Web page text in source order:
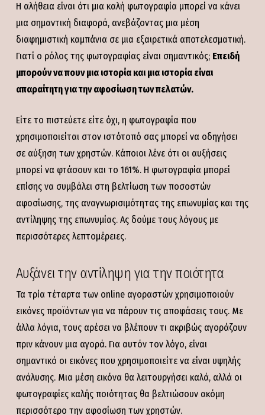
Η αλήθεια είναι ότι μια καλή φωτογραφία μπορεί να κάνει
μια σημαντική διαφορά, ανεβάζοντας μια μέση
διαφημιστική καμπάνια σε μια εξαιρετικά αποτελεσματική.
Γιατί ο ρόλος της φωτογραφίας είναι σημαντικός; Επειδή
μπορούν να πουν μια ιστορία και μια ιστορία είναι
απαραίτητη για την αφοσίωση των πελατών.
Είτε το πιστεύετε είτε όχι, η φωτογραφία που
χρησιμοποιείται στον ιστότοπό σας μπορεί να οδηγήσει
σε αύξηση των χρηστών. Κάποιοι λένε ότι οι αυξήσεις
μπορεί να φτάσουν και το 161%. Η φωτογραφία μπορεί
επίσης να συμβάλει στη βελτίωση των ποσοστών
αφοσίωσης, της αναγνωρισιμότητας της επωνυμίας και της
αντίληψης της επωνυμίας. Ας δούμε τους λόγους με
περισσότερες λεπτομέρειες.
Αυξάνει την αντίληψη για την ποιότητα
Τα τρία τέταρτα των online αγοραστών χρησιμοποιούν
εικόνες προϊόντων για να πάρουν τις αποφάσεις τους. Με
άλλα λόγια, τους αρέσει να βλέπουν τι ακριβώς αγοράζουν
πριν κάνουν μια αγορά. Για αυτόν τον λόγο, είναι
σημαντικό οι εικόνες που χρησιμοποιείτε να είναι υψηλής
ανάλυσης. Μια μέση εικόνα θα λειτουργήσει καλά, αλλά οι
φωτογραφίες καλής ποιότητας θα βελτιώσουν ακόμη
περισσότερο την αφοσίωση των χρηστών.